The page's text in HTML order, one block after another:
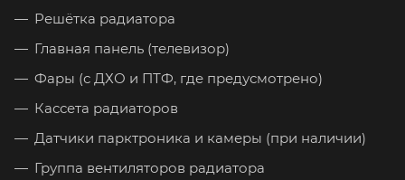
Решётка радиатора
Главная панель (телевизор)
Фары (с ДХО и ПТФ, где предусмотрено)
Кассета радиаторов
Датчики парктроника и камеры (при наличии)
Группа вентиляторов радиатора